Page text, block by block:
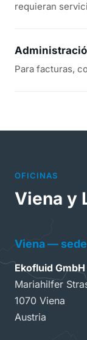
requieran
Para facturas,
OFICINAS
Viena y
Viena —
Ekofluid GmbH
Mariahilfer
1070 Viena
Austria